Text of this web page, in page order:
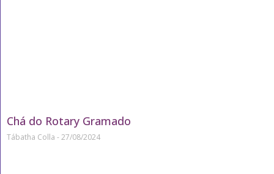
Chá do Rotary Gramado
Tábatha Colla 27/08/2024